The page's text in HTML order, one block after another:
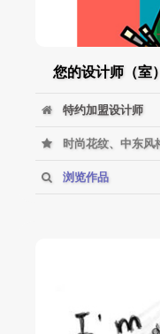
您的设计师（室
特约加盟设计师
时尚花纹、中东风
浏览作品